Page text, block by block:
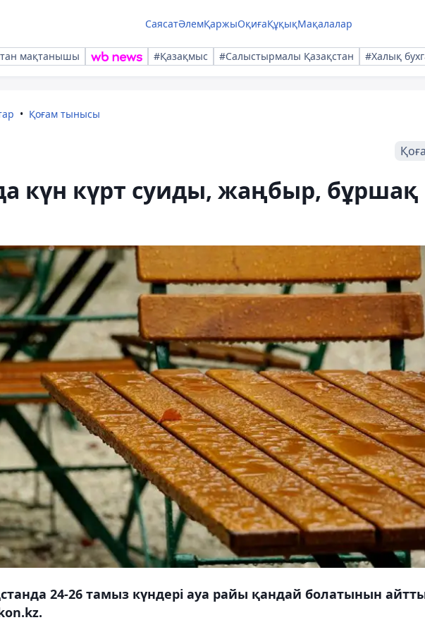
СаясатӘлемҚаржыОқиғаҚұқықМақалалар
мақтанышы #Қазақмыс #Салыстырмалы Қазақстан #Халық
Қоғам тынысы
күн күрт суиды, жаңбыр, бұршақ
24-26 тамыз күндері ауа райы қандай болатынын